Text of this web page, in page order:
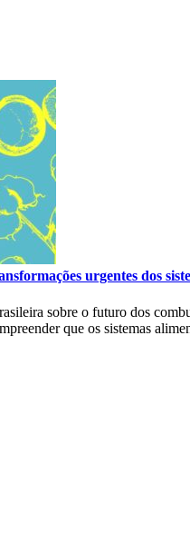
urgentes dos
sobre o futuro dos
que os sistemas